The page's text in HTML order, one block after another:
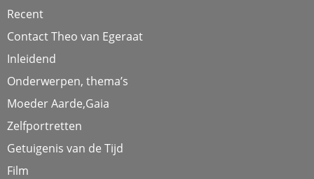
Recent
Contact Theo van Egeraat
Inleidend
Onderwerpen, thema’s
Moeder Aarde,Gaia
Zelfportretten
Getuigenis van de Tijd
Film